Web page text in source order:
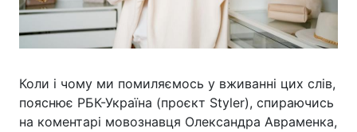
Коли і чому ми помиляємось у вживанні цих слів,
пояснює РБК-Україна (проєкт Styler), спираючись
на коментарі мовознавця Олександра Авраменка,